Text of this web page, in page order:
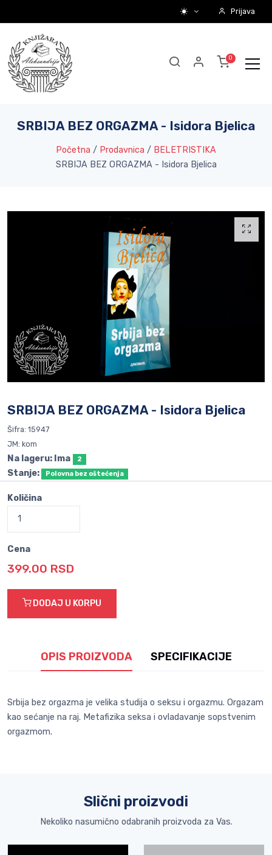
Prijava
SRBIJA BEZ ORGAZMA - Isidora Bjelica
Početna / Prodavnica / BELETRISTIKA
SRBIJA BEZ ORGAZMA - Isidora Bjelica
SRBIJA BEZ ORGAZMA - Isidora Bjelica
Šifra: 15947
JM: kom
Na lageru: Ima 2
Stanje: Polovna bez oštećenja
Količina
Cena
399.00 RSD
DODAJ U KORPU
OPIS PROIZVODA SPECIFIKACIJE
Srbija bez orgazma je velika studija o seksu i orgazmu. Orgazam
kao sećanje na raj. Metafizika seksa i ovladavanje sopstvenim
orgazmom.
Slični proizvodi
Nekoliko nasumično odabranih proizvoda za Vas.